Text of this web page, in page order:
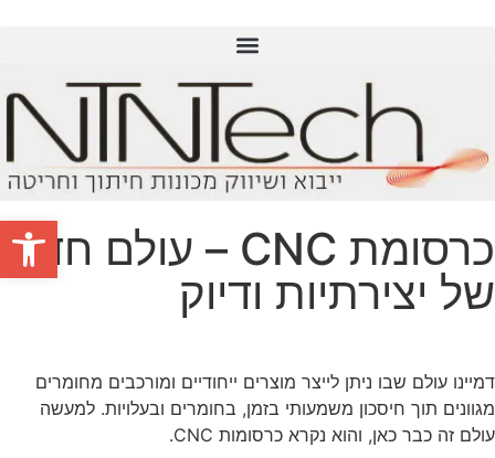
פתח
כרסומת CNC – עולם חדש
של יצירתיות ודיוק
דמיינו עולם שבו ניתן לייצר מוצרים ייחודיים ומורכבים מחומרים
מגוונים תוך חיסכון משמעותי בזמן, בחומרים ובעלויות. למעשה
עולם זה כבר כאן, והוא נקרא כרסומות CNC.